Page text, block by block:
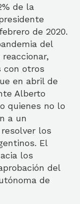
de la
de 2020.
del
con otros
en abril de
Alberto
quienes no lo
a un
los
El
los
del
de